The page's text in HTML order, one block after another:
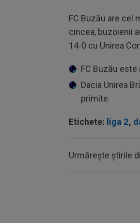
FC Buzău are cel
cincea, buzoienii
14-0 cu Unirea
FC Buzău
Dacia Unirea
primite.
Etichete: liga 2,
Urmărește știrile